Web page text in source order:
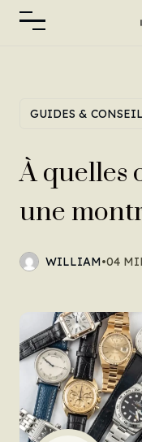
GUIDES &
À quelles
une
WILLIAM•04